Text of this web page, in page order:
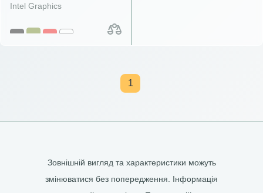
Intel Graphics
1
Зовнішній вигляд та характеристики можуть
змінюватися без попередження. Інформація